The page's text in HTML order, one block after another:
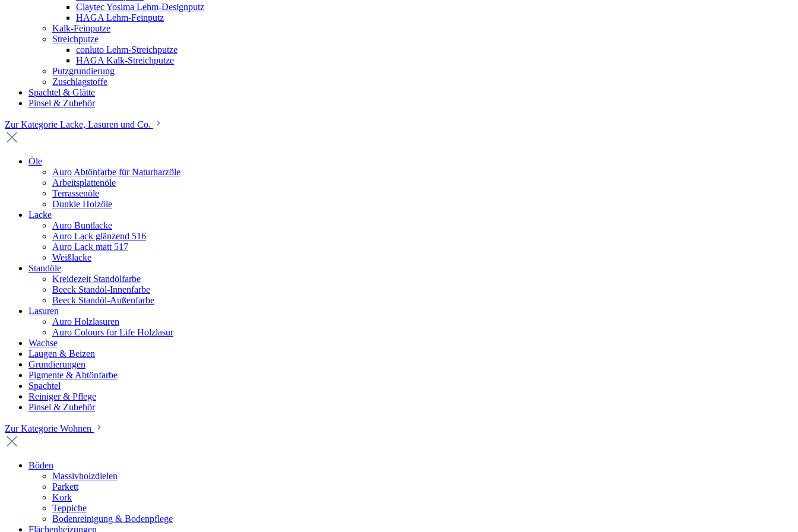
Claytec Yosima Lehm-Designputz
HAGA Lehm-Feinputz
Kalk-Feinputze
Streichputze
conluto Lehm-Streichputze
HAGA Kalk-Streichputze
Putzgrundierung
Zuschlagstoffe
Spachtel & Glätte
Pinsel & Zubehör
Zur Kategorie Lacke, Lasuren und Co.
Öle
Auro Abtönfarbe für Naturharzöle
Arbeitsplattenöle
Terrassenöle
Dunkle Holzöle
Lacke
Auro Buntlacke
Auro Lack glänzend 516
Auro Lack matt 517
Weißlacke
Standöle
Kreidezeit Standölfarbe
Beeck Standöl-Innenfarbe
Beeck Standöl-Außenfarbe
Lasuren
Auro Holzlasuren
Auro Colours for Life Holzlasur
Wachse
Laugen & Beizen
Grundierungen
Pigmente & Abtönfarbe
Spachtel
Reiniger & Pflege
Pinsel & Zubehör
Zur Kategorie Wohnen
Böden
Massivholzdielen
Parkett
Kork
Teppiche
Bodenreinigung & Bodenpflege
Flächenheizungen